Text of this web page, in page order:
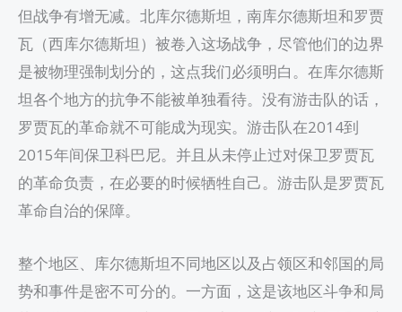
但战争有增无减。北库尔德斯坦，南库尔德斯坦和罗贾
瓦（西库尔德斯坦）被卷入这场战争，尽管他们的边界
是被物理强制划分的，这点我们必须明白。在库尔德斯
坦各个地方的抗争不能被单独看待。没有游击队的话，
罗贾瓦的革命就不可能成为现实。游击队在2014到
2015年间保卫科巴尼。并且从未停止过对保卫罗贾瓦
的革命负责，在必要的时候牺牲自己。游击队是罗贾瓦
革命自治的保障。
整个地区、库尔德斯坦不同地区以及占领区和邻国的局
势和事件是密不可分的。一方面，这是该地区斗争和局